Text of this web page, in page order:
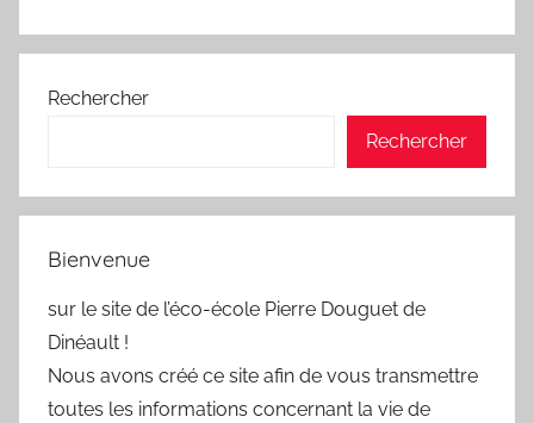
Rechercher
Rechercher
Bienvenue
sur le site de l’éco-école Pierre Douguet de
Dinéault !
Nous avons créé ce site afin de vous transmettre
toutes les informations concernant la vie de